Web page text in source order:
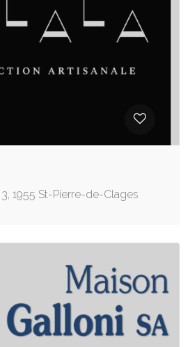
1955 St-Pierre-de-Clages